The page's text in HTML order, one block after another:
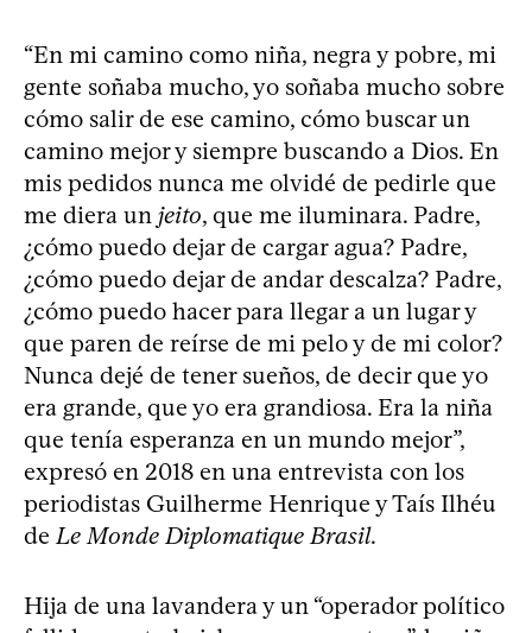
“En mi camino como niña, negra y pobre, mi
gente soñaba mucho, yo soñaba mucho sobre
cómo salir de ese camino, cómo buscar un
camino mejor y siempre buscando a Dios. En
mis pedidos nunca me olvidé de pedirle que
me diera un jeito, que me iluminara. Padre,
¿cómo puedo dejar de cargar agua? Padre,
¿cómo puedo dejar de andar descalza? Padre,
¿cómo puedo hacer para llegar a un lugar y
que paren de reírse de mi pelo y de mi color?
Nunca dejé de tener sueños, de decir que yo
era grande, que yo era grandiosa. Era la niña
que tenía esperanza en un mundo mejor”,
expresó en 2018 en una entrevista con los
periodistas Guilherme Henrique y Taís Ilhéu
de Le Monde Diplomatique Brasil.
Hija de una lavandera y un “operador político